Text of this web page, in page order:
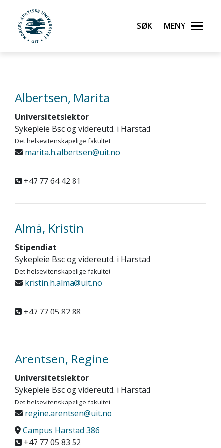
Gå til hovedinnhold
UiT Norges arktiske universitet
Søk Meny
Albertsen, Marita
Universitetslektor
Sykepleie Bsc og videreutd. i Harstad
Det helsevitenskapelige fakultet
marita.h.albertsen@uit.no
+47 77 64 42 81
Almå, Kristin
Stipendiat
Sykepleie Bsc og videreutd. i Harstad
Det helsevitenskapelige fakultet
kristin.h.alma@uit.no
+47 77 05 82 88
Arentsen, Regine
Universitetslektor
Sykepleie Bsc og videreutd. i Harstad
Det helsevitenskapelige fakultet
regine.arentsen@uit.no
Campus Harstad 386
+47 77 05 83 52